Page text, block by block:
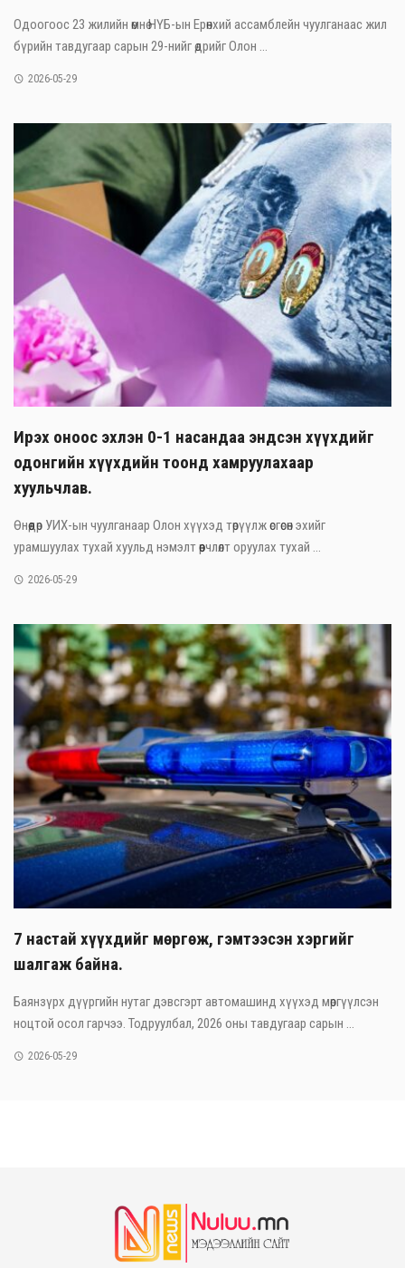
Одоогоос 23 жилийн өмнө НҮБ-ын Ерөнхий ассамблейн чуулганаас жил
бүрийн тавдугаар сарын 29-нийг өдрийг Олон ...
2026-05-29
Ирэх оноос эхлэн 0-1 насандаа эндсэн хүүхдийг
одонгийн хүүхдийн тоонд хамруулахаар
хуульчлав.
Өнөөдөр УИХ-ын чуулганаар Олон хүүхэд төрүүлж өсгөсөн эхийг
урамшуулах тухай хуульд нэмэлт өөрчлөлт оруулах тухай ...
2026-05-29
7 настай хүүхдийг мөргөж, гэмтээсэн хэргийг
шалгаж байна.
Баянзүрх дүүргийн нутаг дэвсгэрт автомашинд хүүхэд мөргүүлсэн
ноцтой осол гарчээ. Тодруулбал, 2026 оны тавдугаар сарын ...
2026-05-29